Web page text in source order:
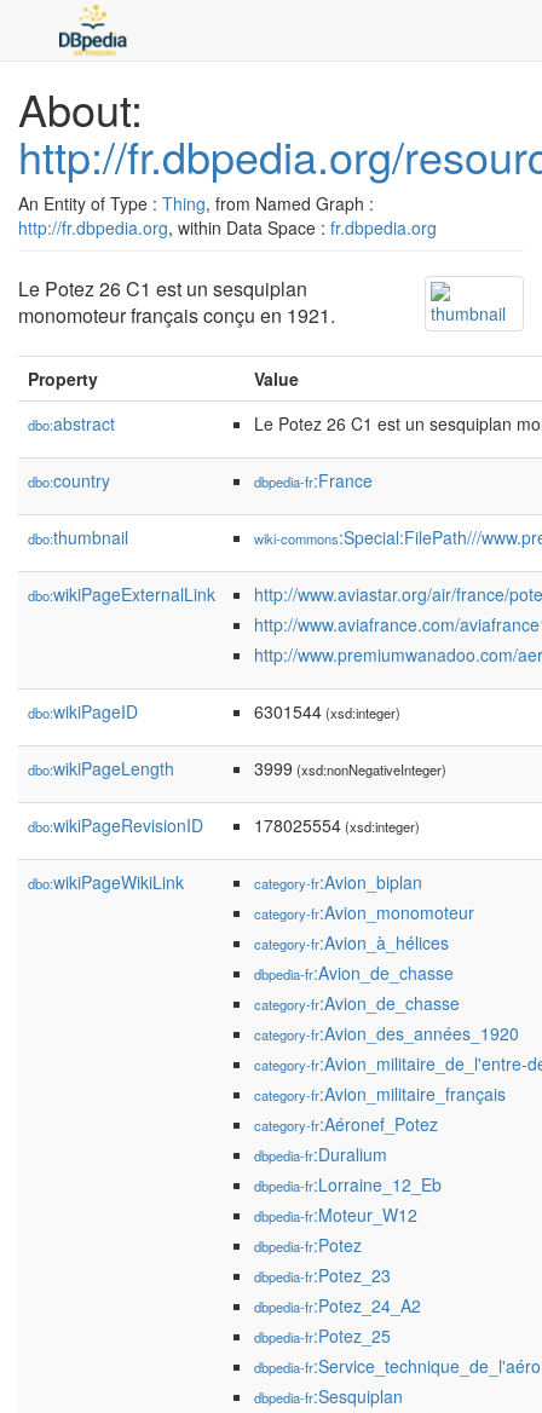
About:
http://fr.dbpedia.org/
An Entity of Type : Thing, from Named Graph :
http://fr.dbpedia.org, within Data Space : fr.dbpedia.org
Le Potez 26 C1 est un sesquiplan
monomoteur français conçu en 1921.
Property Value
dbo:abstract Le Potez 26 C1 est un sesquiplan
dbo:country dbpedia-fr:France
dbo:thumbnail wiki-commons:Special:FilePath///
dbo:wikiPageExternalLink
http://www.aviastar.org/air/france/
http://www.aviafrance.com/
http://www.premiumwanadoo.com/
dbo:wikiPageID 6301544(xsd:integer)
dbo:wikiPageLength 3999 (xsd:nonNegativeInteger)
dbo:wikiPageRevisionID 178025554(xsd:integer)
dbo:wikiPageWikiLink category-fr:Avion_biplan
category-fr:Avion_monomoteur
category-fr:Avion_à_hélices
dbpedia-fr:Avion_de_chasse
category-fr:Avion_de_chasse
category-fr:Avion_des_années_1920
category-fr:Avion_militaire_de_l'entre-
category-fr:Avion_militaire_français
category-fr:Aéronef_Potez
dbpedia-fr:Duralium
dbpedia-fr:Lorraine_12_Eb
dbpedia-fr:Moteur_W12
dbpedia-fr:Potez
dbpedia-fr:Potez_23
dbpedia-fr:Potez_24_A2
dbpedia-fr:Potez_25
dbpedia-fr
dbpedia-fr:Sesquiplan